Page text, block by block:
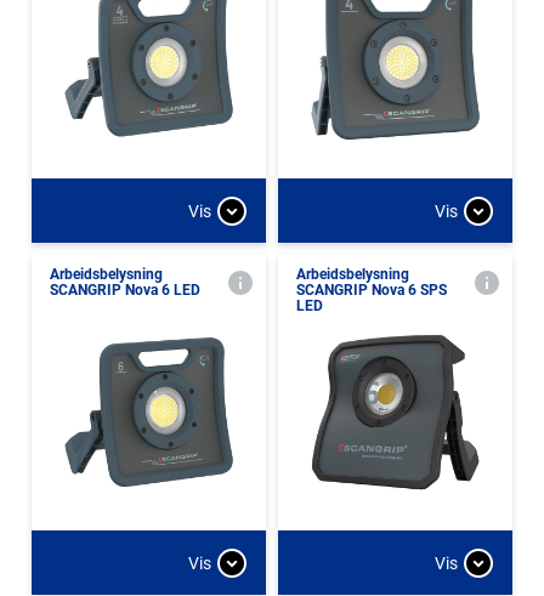
Vis Vis
Arbeidsbelysning
SCANGRIP Nova 6 LED
Vis
Arbeidsbelysning
SCANGRIP Nova 6 SPS
LED
Vis